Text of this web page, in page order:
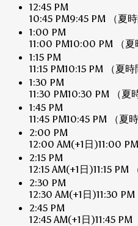
12:45 PM
10:45 PM9:45 PM
（夏
1:00 PM
11:00 PM10:00 PM
（
1:15 PM
11:15 PM10:15 PM
（夏時
1:30 PM
11:30 PM10:30 PM
（夏
1:45 PM
11:45 PM10:45 PM
（夏
2:00 PM
12:00 AM(+1日)11:00 PM
2:15 PM
12:15 AM(+1日)11:15 PM
2:30 PM
12:30 AM(+1日)11:30 PM
2:45 PM
12:45 AM(+1日)11:45 PM